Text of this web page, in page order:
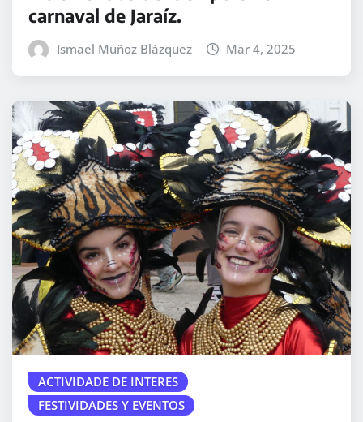
carnaval de Jaraíz.
Ismael Muñoz Blázquez Mar 4, 2025
ACTIVIDADE DE INTERES
FESTIVIDADES Y EVENTOS